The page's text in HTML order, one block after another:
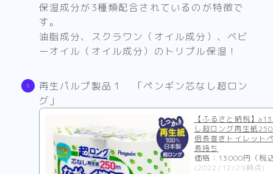
保湿成分が3種類配合されているのが特徴で
す。
油脂成分、スクラワン（オイル成分）、ベビ
ーオイル（オイル成分）のトリプル保湿！
再生パルプ製品１ 「ペンギン芯なし超ロン
グ」
【ふるさと納税】
し超ロング再生紙
倍長巻きトイレッ
長持ち
価格：13000円（税
(2022/12/29時点)